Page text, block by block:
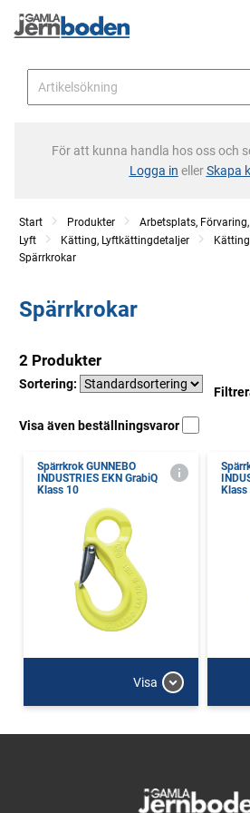
För att kunna handla hos oss och
Logga in ellerSkapa
Start Produkter
Arbetsplats,
Lyft
Kätting, Lyftkättingdetaljer
Spärrkrokar
Spärrkrokar
2 Produkter
Sortering:
Visa även beställningsvaror
Spärrkrok GUNNEBO
INDUSTRIES EKN GrabiQ
Klass 10
Visa